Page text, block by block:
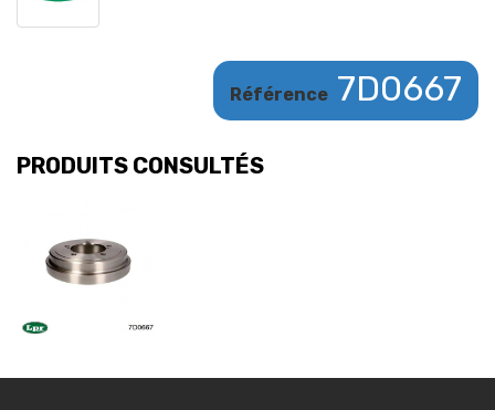
Référence 7D0667
PRODUITS CONSULTÉS